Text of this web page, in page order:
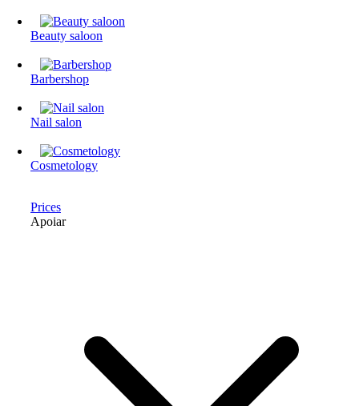
Beauty saloon
Barbershop
Nail salon
Cosmetology
Prices
Apoiar